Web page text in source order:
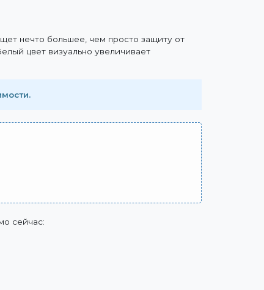
нечто большее, чем просто защиту от
цвет визуально увеличивает
сейчас: